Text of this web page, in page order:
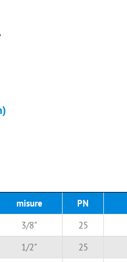
misure PN
3/8" 25
1/2" 25